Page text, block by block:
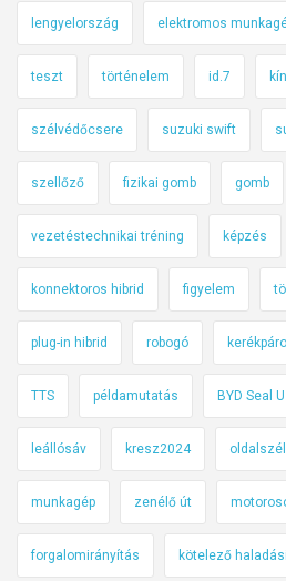
lengyelország elektromos
teszt történelem id.7
szélvédőcsere suzuki swift
szellőző fizikai gomb gomb
vezetéstechnikai tréning képzés
konnektoros hibrid figyelem
plug-in hibrid robogó
TTS példamutatás BYD Seal U
leállósáv kresz2024 oldalszél
munkagép zenélő út
forgalomirányítás kötelező